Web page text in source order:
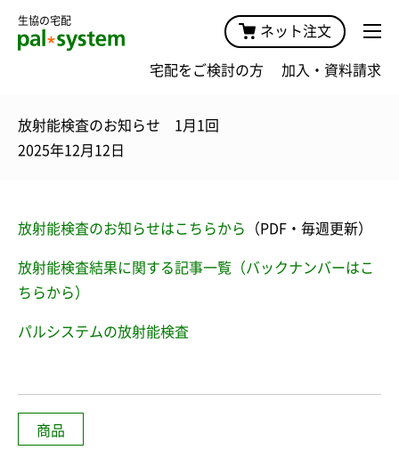
生協の宅配
ネット注文
宅配をご検討の方 加入・資料請求
放射能検査のお知らせ 1月1回
2025年12月12日
放射能検査のお知らせはこちらから （PDF・毎週更新）
放射能検査結果に関する記事一覧（バックナンバーはこ
ちらから）
パルシステムの放射能検査
商品